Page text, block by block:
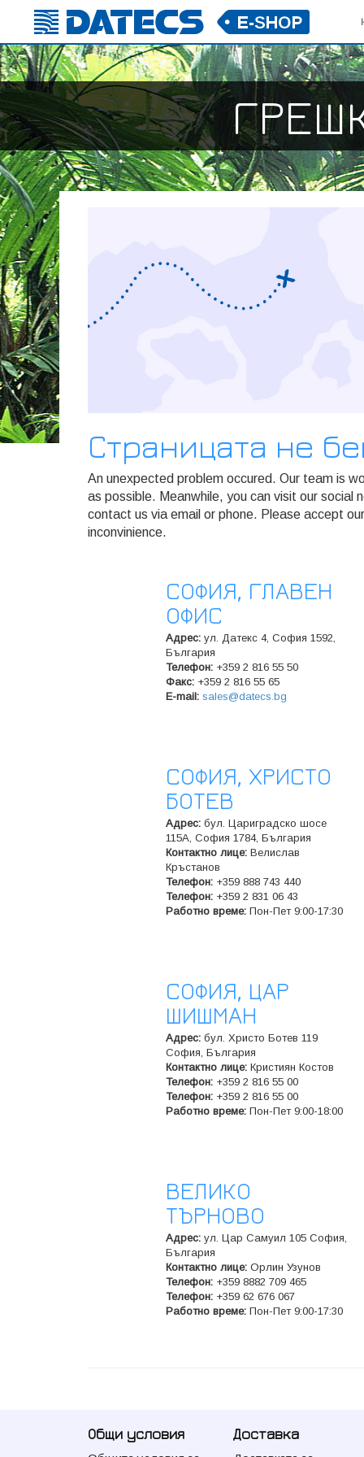
Страницата не
An unexpected problem occured. Our team is
as possible. Meanwhile, you can visit our social
contact us via email or phone. Please accept
inconvinience.
СОФИЯ, ГЛАВЕН
ОФИС
Адрес: ул. Датекс 4, София 1592,
България
Телeфон: +359 2 816 55 50
Факс: +359 2 816 55 65
E-mail: sales@datecs.bg
СОФИЯ, ХРИСТО
БОТЕВ
Адрес: бул. Цариградско шосе
115A, София 1784, България
Контактно лице: Велислав
Кръстанов
Телeфон: +359 888 743 440
Телeфон: +359 2 831 06 43
Работно време: Пон-Пет 9:00-17:30
СОФИЯ, ЦАР
ШИШМАН
Адрес: бул. Христо Ботев 119
София, България
Контактно лице: Кристиян Костов
Телeфон: +359 2 816 55 00
Телeфон: +359 2 816 55 00
Работно време: Пон-Пет 9:00-18:00
ВЕЛИКО
ТЪРНОВО
Адрес: ул. Цар Самуил 105 София,
България
Контактно лице: Орлин Узунов
Телeфон: +359 8882 709 465
Телeфон: +359 62 676 067
Работно време: Пон-Пет 9:00-17:30
Общи условия Доставка